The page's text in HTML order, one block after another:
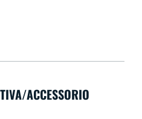
ACCESSORIO